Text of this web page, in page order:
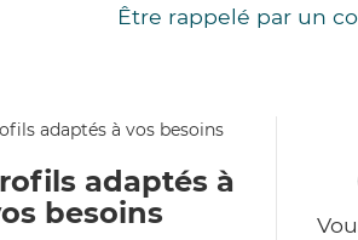
Être rappelé par un
adaptés à
besoins